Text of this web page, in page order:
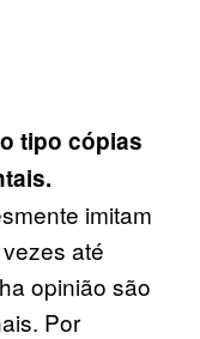
tipo cópias
imitam
até
opinião são
Por